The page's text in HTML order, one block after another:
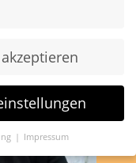
Impressum